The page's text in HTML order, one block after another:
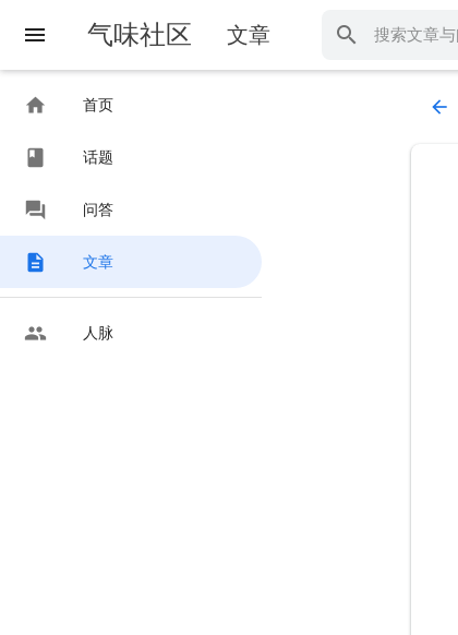
menu 气味社区 文章 search
home 首页
class 话题
forum 问答
description 文章
people 人脉
arrow_back